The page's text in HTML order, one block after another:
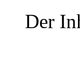
Der